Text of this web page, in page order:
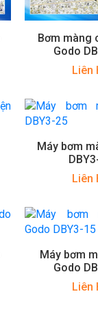
Bơm màng
Godo
Liên
Máy bơm
Liên
Máy bơm
Godo
Liên